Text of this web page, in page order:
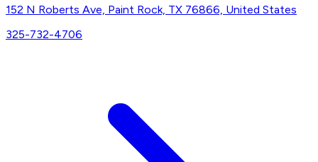
152 N Roberts Ave, Paint Rock, TX 76866, United States
325-732-4706